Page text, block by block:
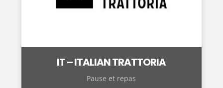
IT – ITALIAN TRATTORIA
Pause et repas